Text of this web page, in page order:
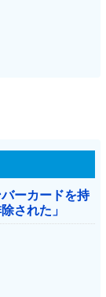
ーカードを持
された」